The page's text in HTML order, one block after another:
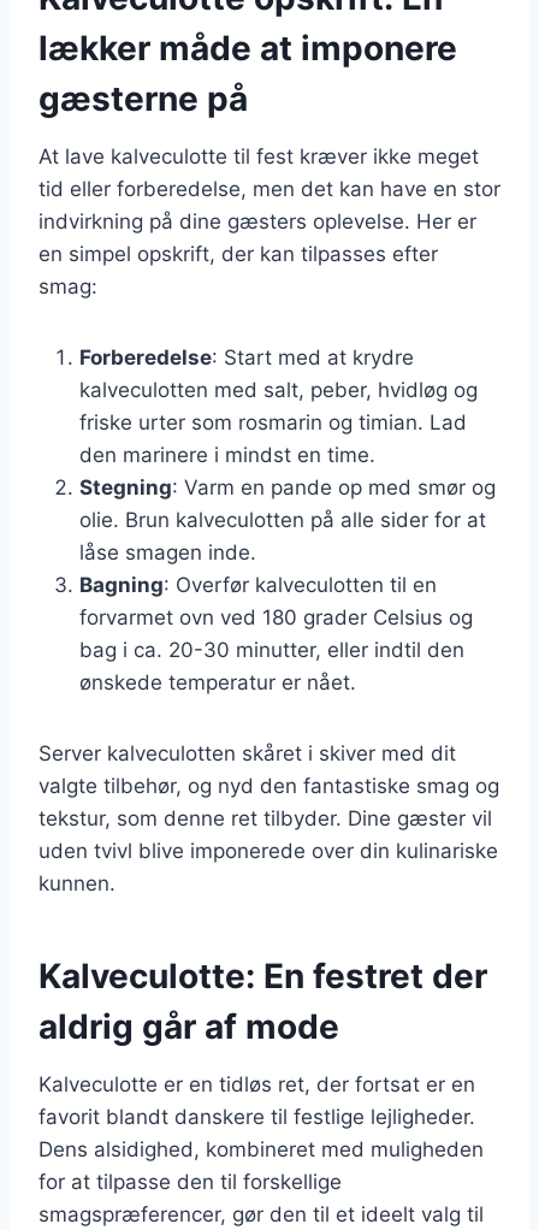
lækker måde at imponere
gæsterne på
At lave kalveculotte til fest kræver ikke meget
tid eller forberedelse, men det kan have en stor
indvirkning på dine gæsters oplevelse. Her er
en simpel opskrift, der kan tilpasses efter
smag:
Forberedelse: Start med at krydre
kalveculotten med salt, peber, hvidløg og
friske urter som rosmarin og timian. Lad
den marinere i mindst en time.
Stegning: Varm en pande op med smør og
olie. Brun kalveculotten på alle sider for at
låse smagen inde.
Bagning: Overfør kalveculotten til en
forvarmet ovn ved 180 grader Celsius og
bag i ca. 20-30 minutter, eller indtil den
ønskede temperatur er nået.
Server kalveculotten skåret i skiver med dit
valgte tilbehør, og nyd den fantastiske smag og
tekstur, som denne ret tilbyder. Dine gæster vil
uden tvivl blive imponerede over din kulinariske
kunnen.
Kalveculotte: En festret der
aldrig går af mode
Kalveculotte er en tidløs ret, der fortsat er en
favorit blandt danskere til festlige lejligheder.
Dens alsidighed, kombineret med muligheden
for at tilpasse den til forskellige
smagspræferencer, gør den til et ideelt valg til